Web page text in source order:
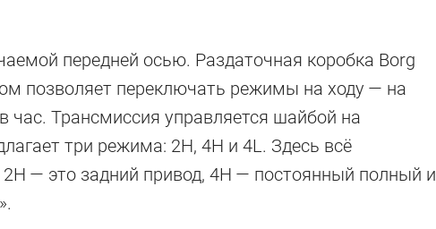
передней осью. Раздаточная коробка Borg
позволяет переключать режимы на ходу — на
час. Трансмиссия управляется шайбой на
три режима: 2H, 4H и 4L. Здесь всё
— это задний привод, 4Н — постоянный полный и